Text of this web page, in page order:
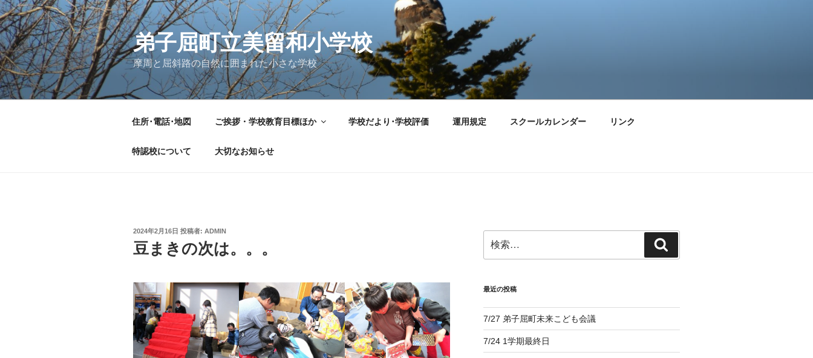
コ
ン
テ
ン
ツ
へ
ス
弟子屈町立美留和小学校
摩周と屈斜路の自然に囲まれた小さな学校
住所･電話･地図 ご挨拶・学校教育目標ほか 学校だより･学校評価 運用規定 スクールカレンダー リンク
特認校について 大切なお知らせ
投
稿
日:
2024年2月16日 投稿者: ADMIN
豆まきの次は。。。
索:
索
最近の投稿
7/27 弟子屈町未来こども会議
7/24 1学期最終日